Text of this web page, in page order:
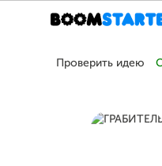
Проверить идею